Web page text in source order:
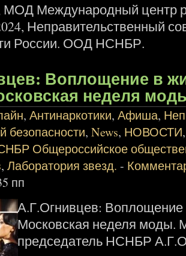
МОД Международный центр
Неправительственный
России. ООД НСНБР.
Воплощение в
неделя
,Антинаркотики,Афиша,
безопасности,News, НОВОСТИ
Общероссийское
,Лаборатория звезд. -
пп
А.Г.Огнивцев: Воплощение
Московская неделя моды.
председатель НСНБР